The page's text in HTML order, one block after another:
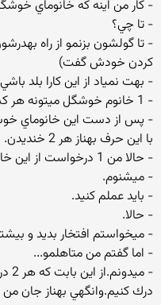
- كار من اينه كه خانوماي
- تا چي؟
- تا گولشون بزنمو از راه
كردن خودش گفت)
- بهت نمياد از اين كارا بلد
- 1 خانوم خوشگل ميتونه هر كسو وسوسه كنه.
- پس از دست اين خانوماي
با اين حرف بهناز هر 2 خنديدن.
- حالا من 1 درخواست از اين خانوم خوشگل دارم.
- ميشنوم.
- بايد عملم كنيد.
- حالا.
- ميخواستم افتخار بديد و
- اما گفتم من متاهلمو...